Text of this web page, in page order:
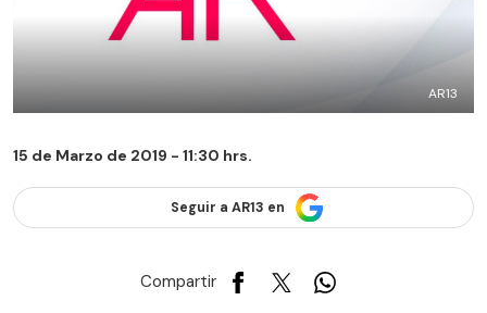
AR13
15 de Marzo de 2019 - 11:30 hrs.
Seguir a AR13 en
Compartir